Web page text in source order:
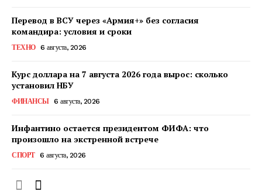
ПОДПИСАТЬСЯ СЕЙЧАС
Перевод в ВСУ через «Армия+» без согласия
командира: условия и сроки
ТЕХНО 6 августа, 2026
Курс доллара на 7 августа 2026 года вырос: сколько
установил НБУ
ФИНАНСЫ 6 августа, 2026
Инфантино остается президентом ФИФА: что
произошло на экстренной встрече
СПОРТ 6 августа, 2026